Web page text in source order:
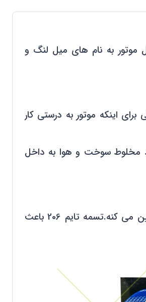
به نام های میل لنگ و
برای اینکه موتور به درستی کار
مخلوط سوخت و هوا به داخل
تسمه تایم 206 نیروی چرخشی رو از میل لنگ به میل سوپاپ منتقل می کنه.تسمه تایم زمان بندی باز و بسته شدن سوپاپ ها رو تعیین می کنه.تسمه تایم 206 باعث